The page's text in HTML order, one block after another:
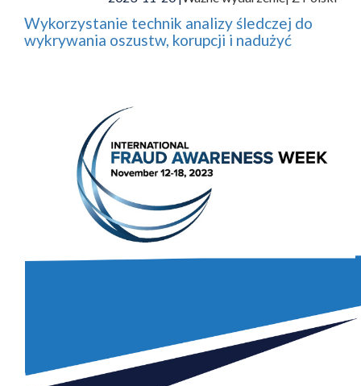
Wykorzystanie technik analizy śledczej do
wykrywania oszustw, korupcji i nadużyć